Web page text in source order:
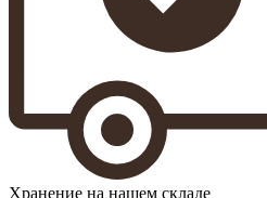
Хранение на нашем складе